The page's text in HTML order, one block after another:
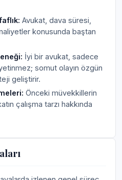
Avukat, dava süresi,
konusunda baştan
İyi bir avukat, sadece
somut olayın özgün
geliştirir.
Önceki müvekkillerin
çalışma tarzı hakkında